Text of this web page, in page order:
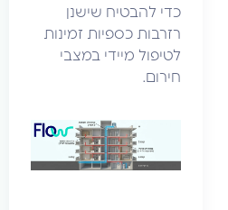
כדי להבטיח שישנן
רזרבות כספיות זמינות
לטיפול מיידי במצבי